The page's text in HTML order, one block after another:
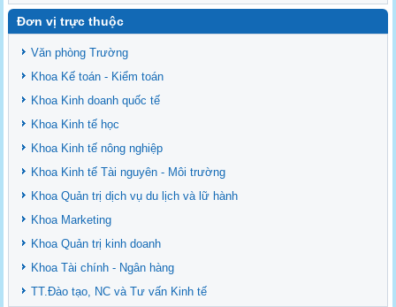
Đơn vị trực thuộc
Văn phòng Trường
Khoa Kế toán - Kiểm toán
Khoa Kinh doanh quốc tế
Khoa Kinh tế học
Khoa Kinh tế nông nghiệp
Khoa Kinh tế Tài nguyên - Môi trường
Khoa Quản trị dịch vụ du lịch và lữ hành
Khoa Marketing
Khoa Quản trị kinh doanh
Khoa Tài chính - Ngân hàng
TT.Đào tạo, NC và Tư vấn Kinh tế